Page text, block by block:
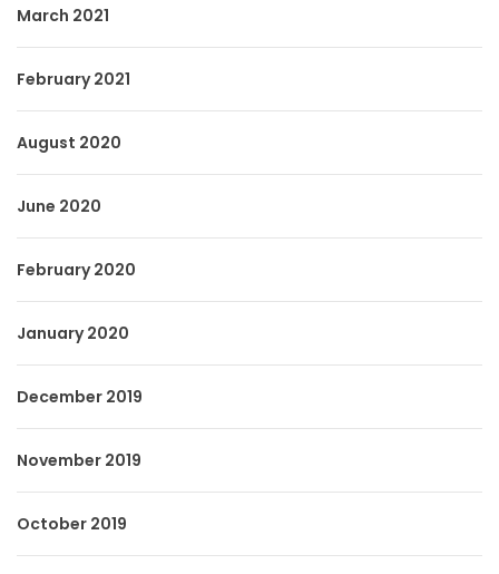
March 2021
February 2021
August 2020
June 2020
February 2020
January 2020
December 2019
November 2019
October 2019